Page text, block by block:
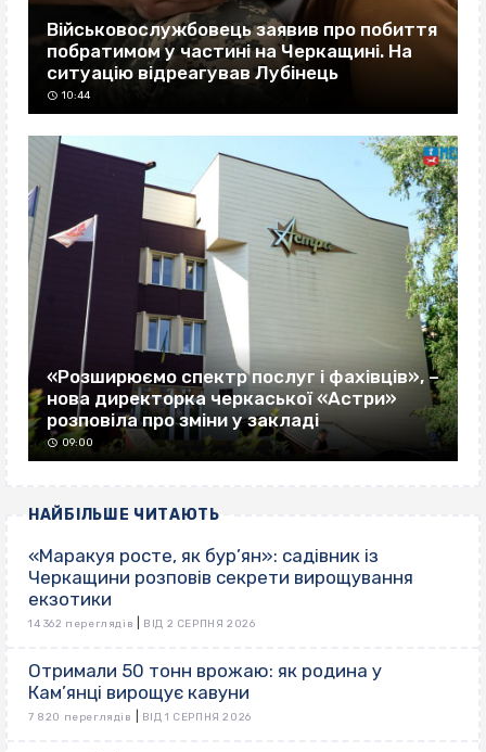
Військовослужбовець заявив про побиття
побратимом у частині на Черкащині. На
ситуацію відреагував Лубінець
10:44
«Розширюємо спектр послуг і фахівців», –
нова директорка черкаської «Астри»
розповіла про зміни у закладі
09:00
НАЙБІЛЬШЕ ЧИТАЮТЬ
«Маракуя росте, як бур’ян»: садівник із
Черкащини розповів секрети вирощування
екзотики
14 362 переглядів ВІД 2 СЕРПНЯ 2026
Отримали 50 тонн врожаю: як родина у
Кам’янці вирощує кавуни
7 820 переглядів ВІД 1 СЕРПНЯ 2026